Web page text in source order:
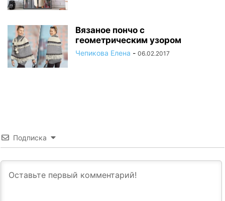
Вязаное пончо с
геометрическим узором
Чепикова Елена - 06.02.2017
Подписка